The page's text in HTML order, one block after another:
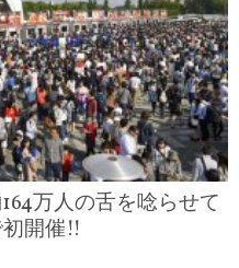
万人の舌を唸らせて
初開催!!